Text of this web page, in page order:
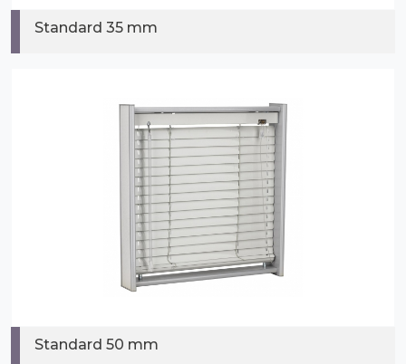
Standard 35 mm
Standard 50 mm